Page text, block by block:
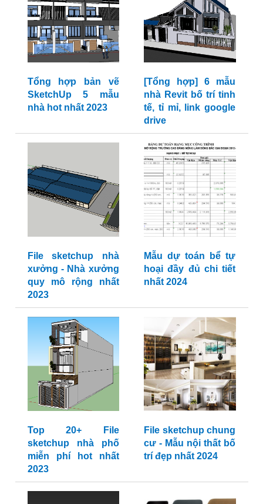
Tổng hợp bản vẽ
SketchUp 5 mẫu
nhà hot nhất 2023
[Tổng hợp] 6 mẫu
nhà Revit bố trí tinh
tế, tỉ mỉ, link google
drive
File sketchup nhà
xưởng - Nhà xưởng
quy mô rộng nhất
2023
Mẫu dự toán bể tự
hoại đầy đủ chi tiết
nhất 2024
Top 20+ File
sketchup nhà phố
miễn phí hot nhất
2023
File sketchup chung
cư - Mẫu nội thất bố
trí đẹp nhất 2024